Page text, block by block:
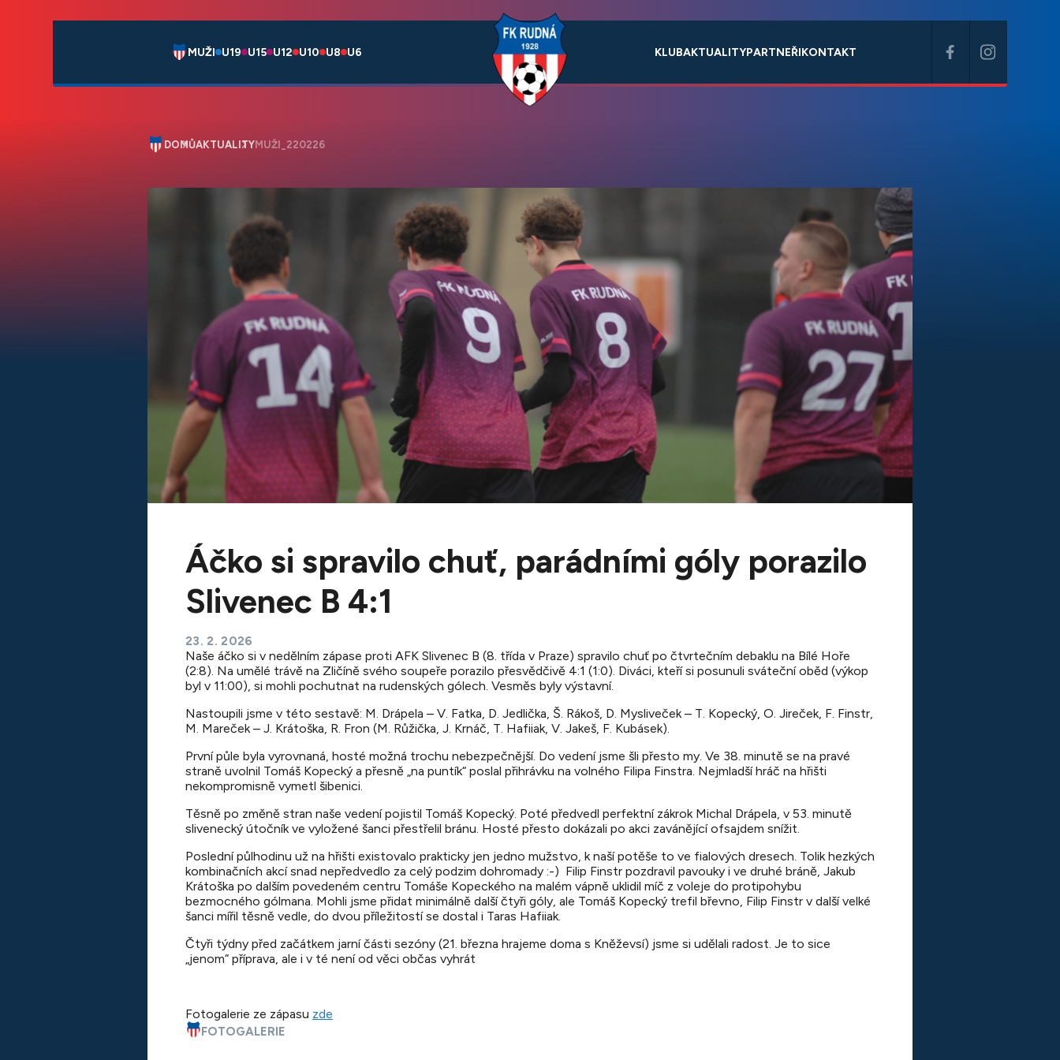
MUŽI U19 U15 U12 U10 U8 U6 KLUBAKTUALITYPARTNEŘIKONTAKT
DOMŮAKTUALITYMUŽI_220226
Áčko si spravilo chuť, parádními góly porazilo
Slivenec B 4:1
23. 2. 2026
Naše áčko si v nedělním zápase proti AFK Slivenec B (8. třída v Praze) spravilo chuť po čtvrtečním debaklu na Bílé Hoře
(2:8). Na umělé trávě na Zličíně svého soupeře porazilo přesvědčivě 4:1 (1:0). Diváci, kteří si posunuli sváteční oběd (výkop
byl v 11:00), si mohli pochutnat na rudenských gólech. Vesměs byly výstavní.
Nastoupili jsme v této sestavě: M. Drápela – V. Fatka, D. Jedlička, Š. Rákoš, D. Mysliveček – T. Kopecký, O. Jireček, F. Finstr,
M. Mareček – J. Krátoška, R. Fron (M. Růžička, J. Krnáč, T. Hafiiak, V. Jakeš, F. Kubásek).
První půle byla vyrovnaná, hosté možná trochu nebezpečnější. Do vedení jsme šli přesto my. Ve 38. minutě se na pravé
straně uvolnil Tomáš Kopecký a přesně „na puntík“ poslal přihrávku na volného Filipa Finstra. Nejmladší hráč na hřišti
nekompromisně vymetl šibenici.
Těsně po změně stran naše vedení pojistil Tomáš Kopecký. Poté předvedl perfektní zákrok Michal Drápela, v 53. minutě
slivenecký útočník ve vyložené šanci přestřelil bránu. Hosté přesto dokázali po akci zavánějící ofsajdem snížit.
Poslední půlhodinu už na hřišti existovalo prakticky jen jedno mužstvo, k naší potěše to ve fialových dresech. Tolik hezkých
kombinačních akcí snad nepředvedlo za celý podzim dohromady :-) Filip Finstr pozdravil pavouky i ve druhé bráně, Jakub
Krátoška po dalším povedeném centru Tomáše Kopeckého na malém vápně uklidil míč z voleje do protipohybu
bezmocného gólmana. Mohli jsme přidat minimálně další čtyři góly, ale Tomáš Kopecký trefil břevno, Filip Finstr v další velké
šanci mířil těsně vedle, do dvou příležitostí se dostal i Taras Hafiiak.
Čtyři týdny před začátkem jarní části sezóny (21. března hrajeme doma s Kněževsí) jsme si udělali radost. Je to sice
„jenom“ příprava, ale i v té není od věci občas vyhrát
Fotogalerie ze zápasu zde
FOTOGALERIE